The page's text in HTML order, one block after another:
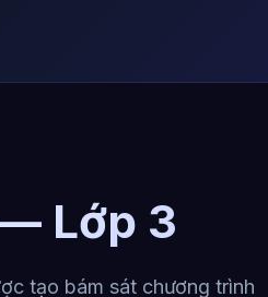
Lớp 3
tạo bám sát chương trình